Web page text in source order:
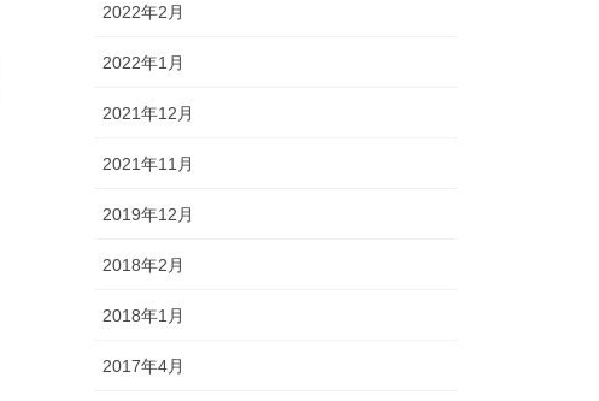
2022年2月
2022年1月
2021年12月
2021年11月
2019年12月
2018年2月
2018年1月
2017年4月